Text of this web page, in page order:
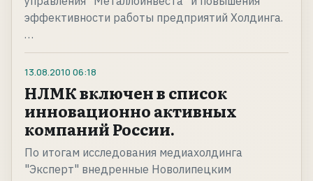
эффективности работы предприятий Холдинга.
…
13.08.2010 06:18
НЛМК включен в список
инновационно активных
компаний России.
По итогам исследования медиахолдинга
"Эксперт" внедренные Новолипецким